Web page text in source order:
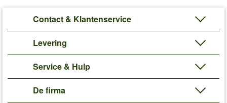
Contact & Klantenservice
Levering
Service & Hulp
De firma